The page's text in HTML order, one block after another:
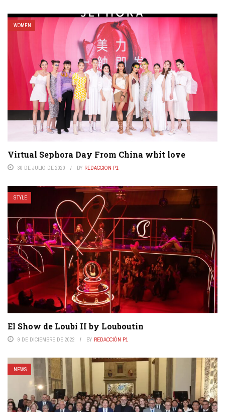
WOMEN
Virtual Sephora Day From China whit love
30 DE JULIO DE 2020 BY REDACCIÓN P1
STYLE
El Show de Loubi II by Louboutin
9 DE DICIEMBRE DE 2022 BY REDACCIÓN P1
NEWS